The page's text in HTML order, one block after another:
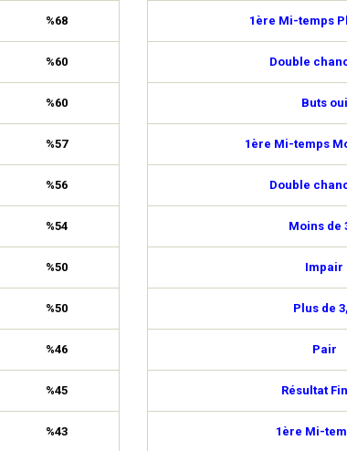
%68
%60
%60
%57
%56
%54
%50
%50
%46
%45
%43
1ère Mi-temps
Double
Buts oui
1ère Mi-temps
Double
Moins de
Impair
Plus de
Pair
Résultat
1ère Mi-